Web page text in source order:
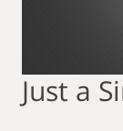
Just a